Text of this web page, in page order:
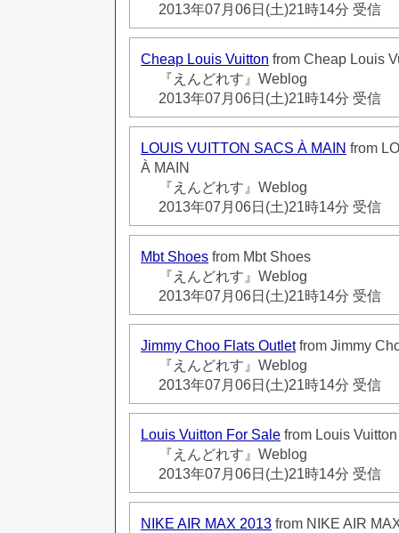
2013年07月06日(土)21時14分 受信
Cheap Louis Vuitton from Cheap Louis
『えんどれす』Weblog
2013年07月06日(土)21時14分 受信
LOUIS VUITTON SACS À MAIN from
À MAIN
『えんどれす』Weblog
2013年07月06日(土)21時14分 受信
Mbt Shoes from Mbt Shoes
『えんどれす』Weblog
2013年07月06日(土)21時14分 受信
Jimmy Choo Flats Outletfrom Jimmy
『えんどれす』Weblog
2013年07月06日(土)21時14分 受信
Louis Vuitton For Sale from Louis
『えんどれす』Weblog
2013年07月06日(土)21時14分 受信
NIKE AIR MAX 2013 from NIKE AIR